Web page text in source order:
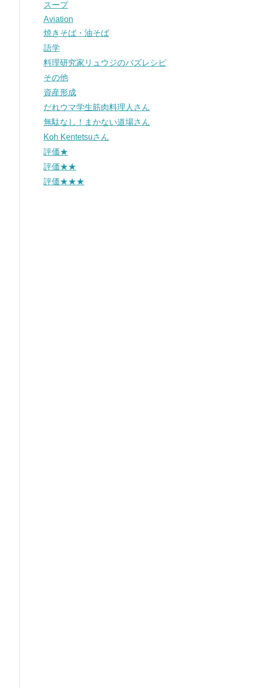
スープ
Aviation
焼きそば・油そば
語学
料理研究家リュウジのバズレシピ
その他
資産形成
だれウマ学生筋肉料理人さん
無駄なし！まかない道場さん
Koh Kentetsuさん
評価★
評価★★
評価★★★